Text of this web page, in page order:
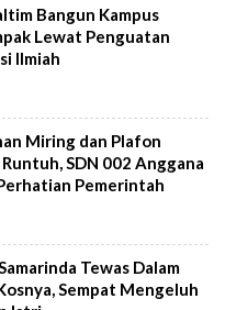
Bangun Kampus
Lewat Penguatan
Ilmiah
Miring dan Plafon
SDN 002 Anggana
Pemerintah
Tewas Dalam
Sempat Mengeluh